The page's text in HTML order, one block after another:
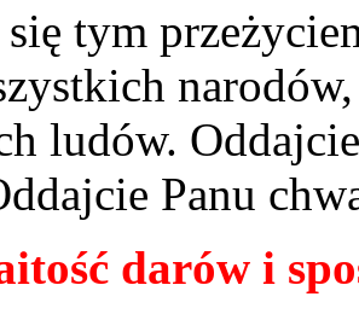
tym
ludów.
Panu
darów i